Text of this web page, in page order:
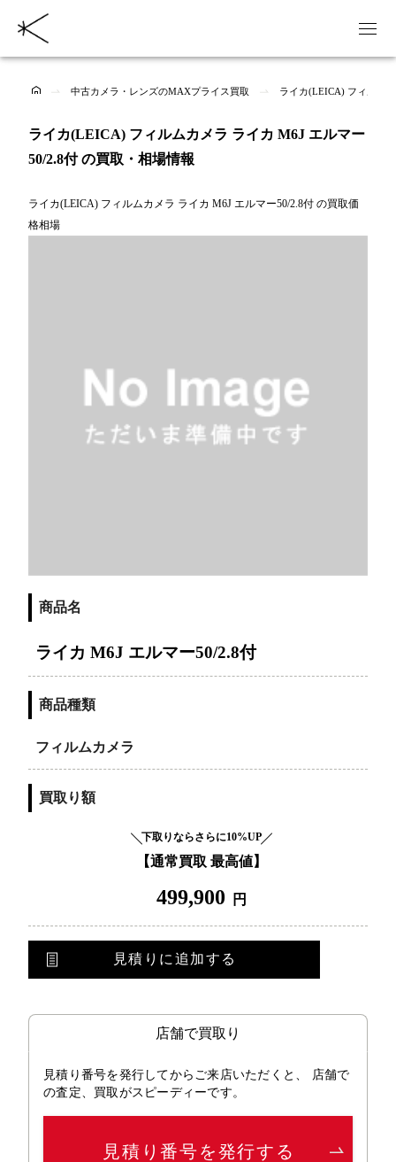
中古カメラ・レンズのMAXプライス買取 ライカ(LEICA) フィルム
ライカ(LEICA) フィルムカメラ ライカ M6J エルマー
50/2.8付 の買取・相場情報
ライカ(LEICA) フィルムカメラ ライカ M6J エルマー50/2.8付 の買取価
格相場
商品名
ライカ M6J エルマー50/2.8付
商品種類
フィルムカメラ
買取り額
下取りならさらに10%UP
【通常買取 最高値】
499,900 円
見積りに追加する
店舗で買取り
見積り番号を発行してからご来店いただくと、 店舗で
の査定、買取がスピーディーです。
見積り番号を発行する